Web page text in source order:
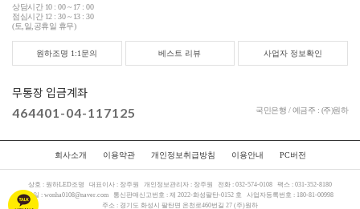
상담시간 10 : 00 ~ 17 : 00
점심시간 12 : 30 ~ 13 : 30
(토,일,공휴일 휴무)
원하조명 1:1문의 베스트 리뷰 사업자 정보확인
무통장 입금계좌
464401-04-117125 국민은행 / 예금주 : (주)원하
회사소개 이용약관 개인정보취급방침 이용안내 PC버전
상호 : 원하LED조명 대표이사 : 장주원 개인정보관리자 : 장주원 전화 : 032-574-0108 팩스 : 031-352-8180
메일 : wonha0108@naver.com 통신판매신고번호 : 제 2022-화성팔탄-0152 호 사업자등록번호 : 180-81-00998
주소 : 경기도 화성시 팔탄면 온천로460번길 27 (주)원하